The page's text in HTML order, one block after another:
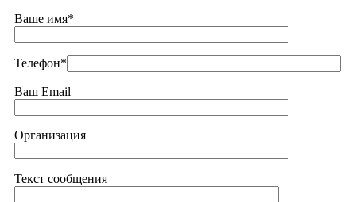
Ваше имя*
Телефон*
Ваш Email
Организация
Текст сообщения